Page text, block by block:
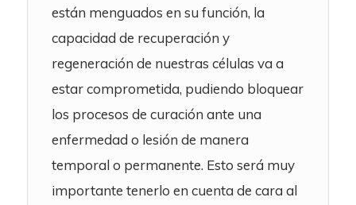
están menguados en su función, la
capacidad de recuperación y
regeneración de nuestras células va a
estar comprometida, pudiendo bloquear
los procesos de curación ante una
enfermedad o lesión de manera
temporal o permanente. Esto será muy
importante tenerlo en cuenta de cara al